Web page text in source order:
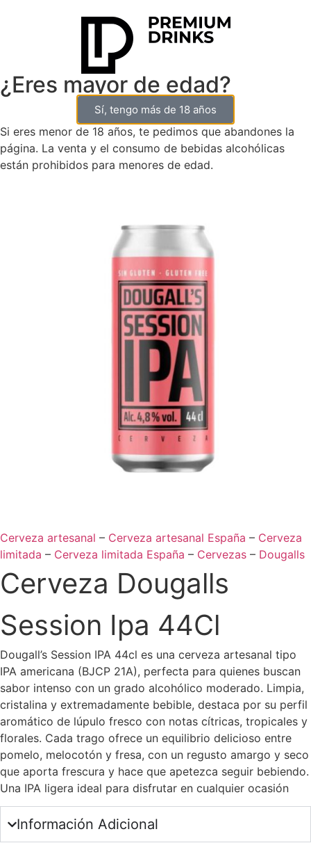
0
Cerveza artesanal – Cerveza artesanal España – Cerveza
limitada – Cerveza limitada España – Cervezas – Dougalls
Cerveza Dougalls
Session Ipa 44Cl
Dougall’s Session IPA 44cl es una cerveza artesanal tipo
IPA americana (BJCP 21A), perfecta para quienes buscan
sabor intenso con un grado alcohólico moderado. Limpia,
cristalina y extremadamente bebible, destaca por su perfil
aromático de lúpulo fresco con notas cítricas, tropicales y
florales. Cada trago ofrece un equilibrio delicioso entre
pomelo, melocotón y fresa, con un regusto amargo y seco
que aporta frescura y hace que apetezca seguir bebiendo.
Una IPA ligera ideal para disfrutar en cualquier ocasión
Información Adicional
¿Eres mayor de edad?
Sí, tengo más de 18 años
Si eres menor de 18 años, te pedimos que abandones la
página. La venta y el consumo de bebidas alcohólicas
están prohibidos para menores de edad.